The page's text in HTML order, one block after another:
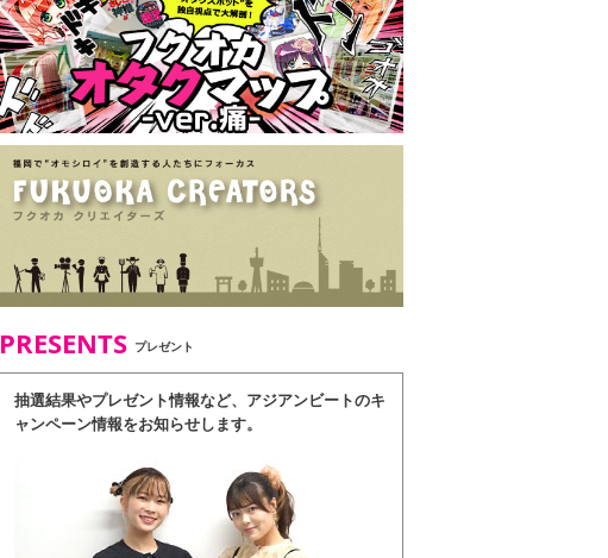
PRESENTS プレゼント
抽選結果やプレゼント情報など、アジアンビートのキ
ャンペーン情報をお知らせします。